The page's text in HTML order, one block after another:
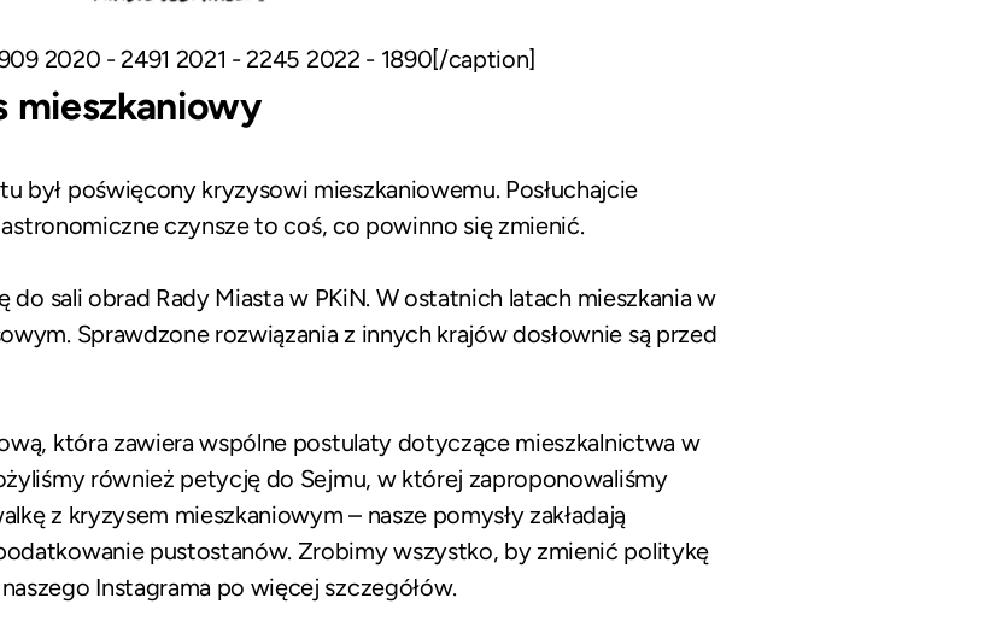
2020 - 2491 2021 - 2245 2022 - 1890[/caption]
mieszkaniowy
był poświęcony kryzysowi mieszkaniowemu. Posłuchajcie
czynsze to coś, co powinno się zmienić.
do sali obrad Rady Miasta w PKiN. W ostatnich latach mieszkania w
Sprawdzone rozwiązania z innych krajów dosłownie są przed
która zawiera wspólne postulaty dotyczące mieszkalnictwa w
również petycję do Sejmu, w której zaproponowaliśmy
z kryzysem mieszkaniowym – nasze pomysły zakładają
pustostanów. Zrobimy wszystko, by zmienić politykę
Instagrama po więcej szczegółów.